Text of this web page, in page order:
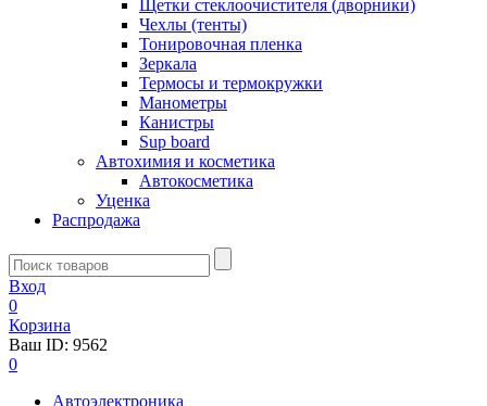
Щетки стеклоочистителя (дворники)
Чехлы (тенты)
Тонировочная пленка
Зеркалa
Термосы и термокружки
Манометры
Канистры
Sup board
Автохимия и косметика
Автокосметика
Уценка
Распродажа
Вход
0
Корзина
Ваш ID: 9562
0
Автоэлектроника